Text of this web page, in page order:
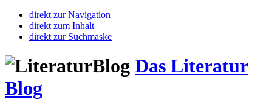
direkt zur Navigation
direkt zum Inhalt
direkt zur Suchmaske
Das Literatur
Blog